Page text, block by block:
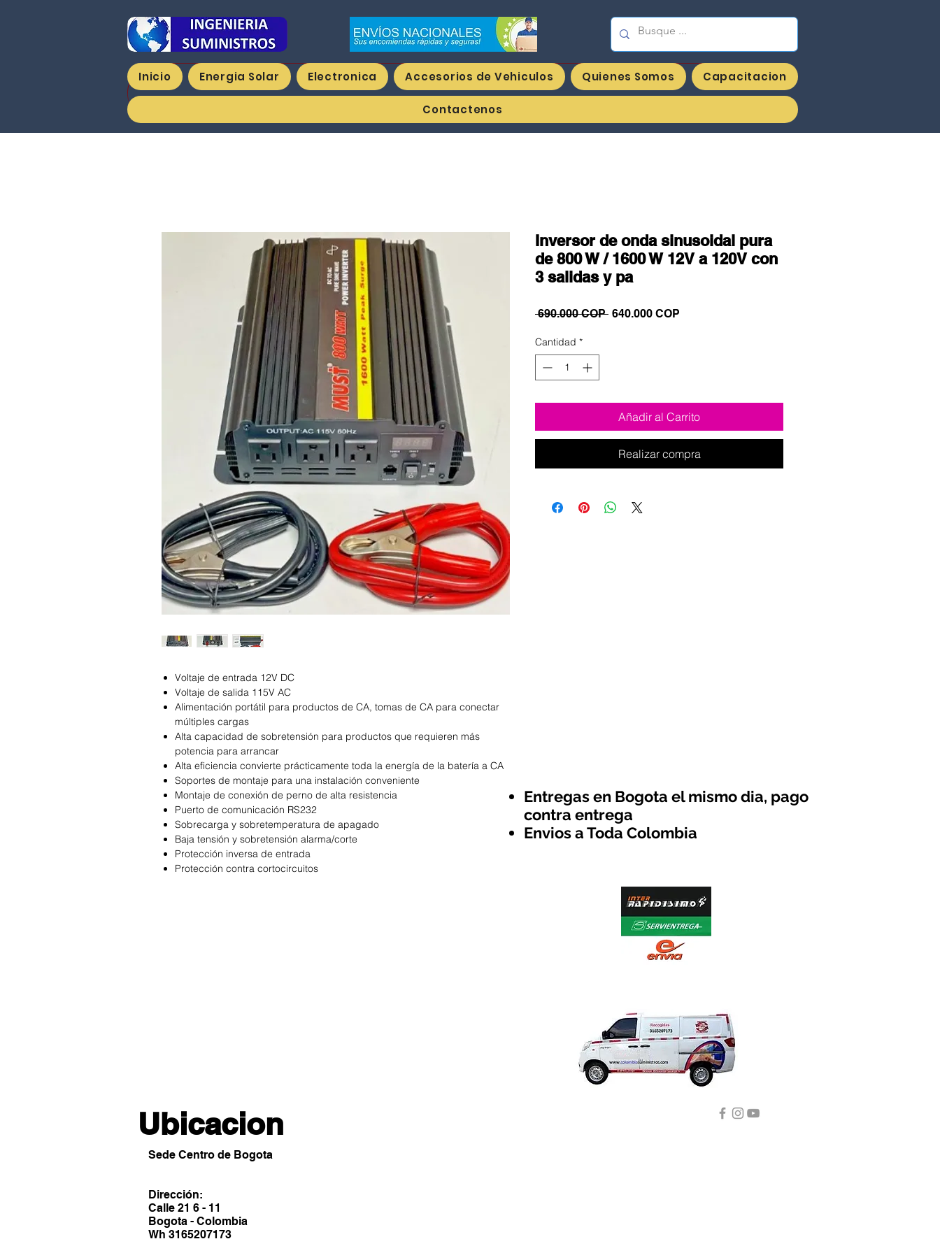
Inicio Energia Solar Electronica Accesorios de Vehiculos Quienes Somos Capacitacion
Contactenos
Voltaje de entrada 12V DC
Voltaje de salida 115V AC
Alimentación portátil para productos de CA, tomas de CA para conectar
múltiples cargas
Alta capacidad de sobretensión para productos que requieren más
potencia para arrancar
Alta eficiencia convierte prácticamente toda la energía de la batería a CA
Soportes de montaje para una instalación conveniente
Montaje de conexión de perno de alta resistencia
Puerto de comunicación RS232
Sobrecarga y sobretemperatura de apagado
Baja tensión y sobretensión alarma/corte
Protección inversa de entrada
Protección contra cortocircuitos
Inversor de onda sinusoidal pura
de 800 W / 1600 W 12V a 120V con
3 salidas y pa
690.000 COP Precio
640.000 COP
Cantidad *
Añadir al Carrito
Realizar compra
Entregas en Bogota el mismo dia, pago
contra entrega
Envios a Toda Colombia
Ubicacion
Sede Centro de Bogota
Dirección:
Calle 21 6 - 11
Bogota - Colombia
Wh 3165207173